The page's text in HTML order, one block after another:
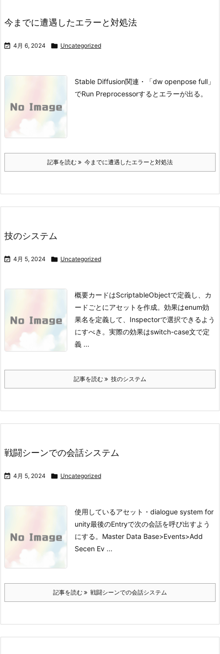
今までに遭遇したエラーと対処法
 4月 6, 2024  Uncategorized
Stable Diffusion関連 ・「dw openpose full」
でRun Preprocessorするとエラーが出る。
記事を読む 今までに遭遇したエラーと対処法
技のシステム
 4月 5, 2024  Uncategorized
概要カードはScriptableObjectで定義し、カ
ードごとにアセットを作成。 効果はenum効
果名を定義して、Inspectorで選択できるよう
にすべき。 実際の効果はswitch-case文で定
義 ...
記事を読む 技のシステム
戦闘シーンでの会話システム
 4月 5, 2024  Uncategorized
使用しているアセット ・dialogue system for
unity最後のEntryで次の会話を呼び出すよう
にする。 Master Data Base>Events>Add
Secen Ev ...
記事を読む 戦闘シーンでの会話システム